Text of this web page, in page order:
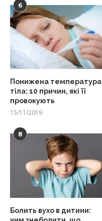
6
Понижена температура
тіла: 10 причин, які її
провокують
15/11/2019
8
Болить вухо в дитини: